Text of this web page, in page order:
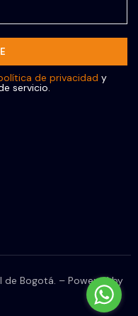
de privacidad y
servicio.
de Bogotá. – Powered by